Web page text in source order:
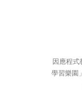
因應程
學習樂園